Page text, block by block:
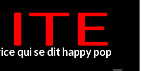
qui se dit happy pop